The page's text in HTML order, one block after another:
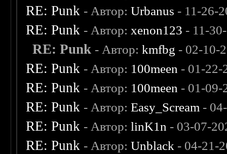
RE: Punk - Автор:Urbanus - 11-26-
RE: Punk - Автор:xenon123 - 11-
RE: Punk - Автор:kmfbg - 02-10-
RE: Punk - Автор: 100meen - 01-22-
RE: Punk - Автор: 100meen - 01-09-
RE: Punk - Автор:Easy_Scream -
RE: Punk - Автор:linK1n - 03-07-
RE: Punk - Автор:Unblack - 04-21-